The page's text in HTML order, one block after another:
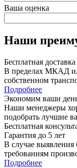
Ваша оценка
Наши
Бесплатная доставка
В пределах МКАД
собственном
Подробнее
Экономим ваши
Наши менеджеры
подобрать лучшие
Бесплатная
Гарантия до 5 лет
В случае выявления
требованиям
Подробнее